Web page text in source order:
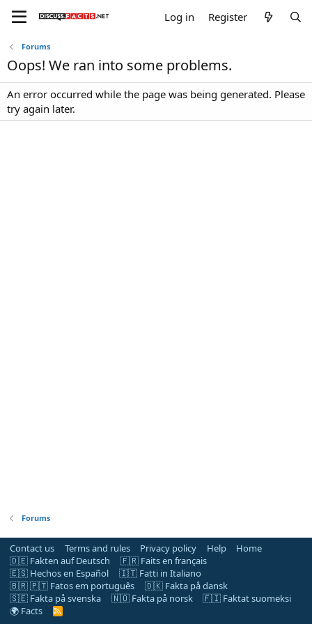
Log in Register
Forums
Oops! We ran into some problems.
An error occurred while the page was being generated. Please
try again later.
Forums
Contact us Terms and rules Privacy policy Help
Home
🇩🇪 Fakten auf Deutsch
🇫🇷 Faits en français
🇪🇸 Hechos en Español
🇮🇹 Fatti in Italiano
🇧🇷 🇵🇹 Fatos em português
🇩🇰 Fakta på dansk
🇸🇪 Fakta på svenska
🇳🇴 Fakta på norsk
🇫🇮 Faktat suomeksi
🌍 Facts
R